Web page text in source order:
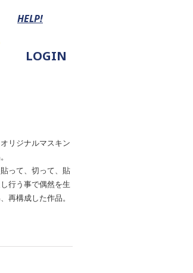
HELP!
LOGIN
リジナルマスキン
って、切って、貼
行う事で偶然を生
再構成した作品。